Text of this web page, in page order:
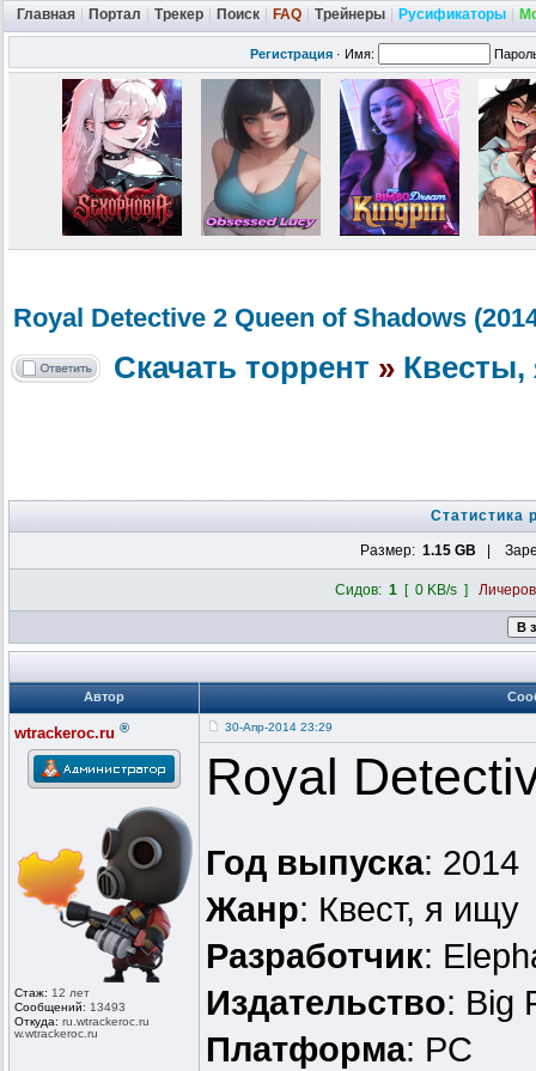
Главная Портал Трекер Поиск FAQ Трейнеры Русификаторы
Регистрация · Имя:
Royal Detective 2 Queen of Shadows
Скачать торрент » Квесты,
Статистика
Размер: 1.15 GB |
Сидов: 1 [ 0 KB/s ]
Автор
wtrackeroc.ru ®
Стаж: 12 лет
Сообщений: 13493
Откуда: ru.wtrackeroc.ru
w.wtrackeroc .ru
30-Апр-2014 23:29
Royal
Год выпуска: 2014
Жанр: Квест, я ищу
Разработчик:
Издательство: Big
Платформа: PC